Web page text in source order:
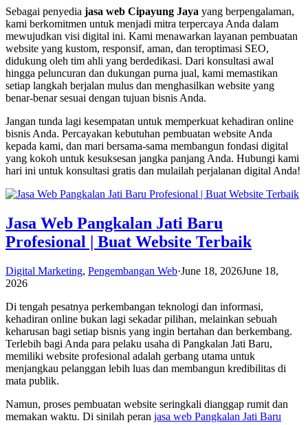
Sebagai penyedia jasa web Cipayung Jaya yang berpengalaman,
kami berkomitmen untuk menjadi mitra terpercaya Anda dalam
mewujudkan visi digital ini. Kami menawarkan layanan pembuatan
website yang kustom, responsif, aman, dan teroptimasi SEO,
didukung oleh tim ahli yang berdedikasi. Dari konsultasi awal
hingga peluncuran dan dukungan purna jual, kami memastikan
setiap langkah berjalan mulus dan menghasilkan website yang
benar-benar sesuai dengan tujuan bisnis Anda.
Jangan tunda lagi kesempatan untuk memperkuat kehadiran online
bisnis Anda. Percayakan kebutuhan pembuatan website Anda
kepada kami, dan mari bersama-sama membangun fondasi digital
yang kokoh untuk kesuksesan jangka panjang Anda. Hubungi kami
hari ini untuk konsultasi gratis dan mulailah perjalanan digital Anda!
Jasa Web Pangkalan Jati Baru
Profesional | Buat Website Terbaik
Digital Marketing, Pengembangan Web·June 18, 2026June 18,
2026
Di tengah pesatnya perkembangan teknologi dan informasi,
kehadiran online bukan lagi sekadar pilihan, melainkan sebuah
keharusan bagi setiap bisnis yang ingin bertahan dan berkembang.
Terlebih bagi Anda para pelaku usaha di Pangkalan Jati Baru,
memiliki website profesional adalah gerbang utama untuk
menjangkau pelanggan lebih luas dan membangun kredibilitas di
mata publik.
Namun, proses pembuatan website seringkali dianggap rumit dan
memakan waktu. Di sinilah peran jasa web Pangkalan Jati Baru